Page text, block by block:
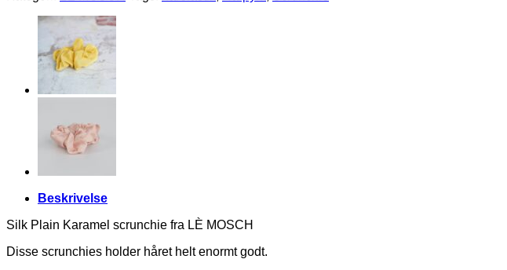
Beskrivelse
Silk Plain Karamel scrunchie fra LÈ MOSCH
Disse scrunchies holder håret helt enormt godt.